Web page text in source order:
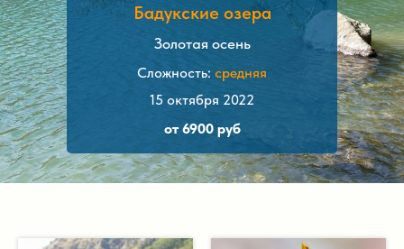
Бадукские озера
Золотая осень
15 октября 2022
Сложность: средняя
от 6900 руб